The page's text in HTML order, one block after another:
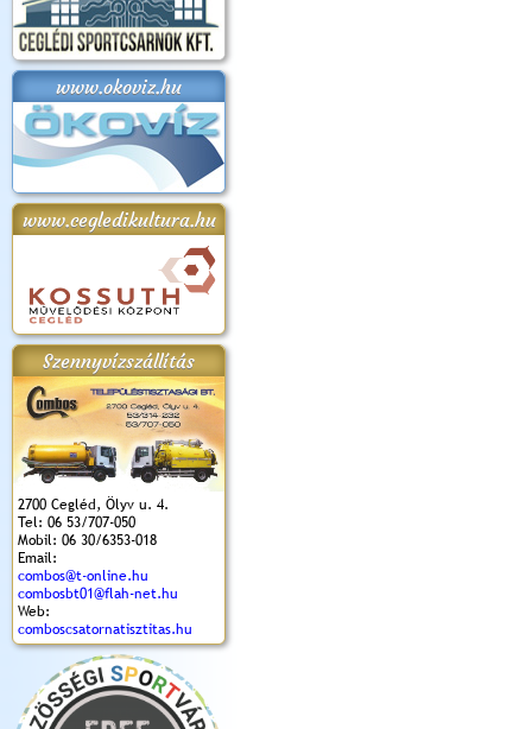
www.okoviz.hu
www.cegledikultura.hu
Szennyvízszállítás
2700 Cegléd, Ölyv u. 4.
Tel: 06 53/707-050
Mobil: 06 30/6353-018
Email:
combos@t-online.hu
combosbt01@flah-net.hu
Web:
comboscsatornatisztitas.hu
2018.
Kossuth Toborzó
Ünnepély
Szent István Ünnepe
(2017. 08. 20.)